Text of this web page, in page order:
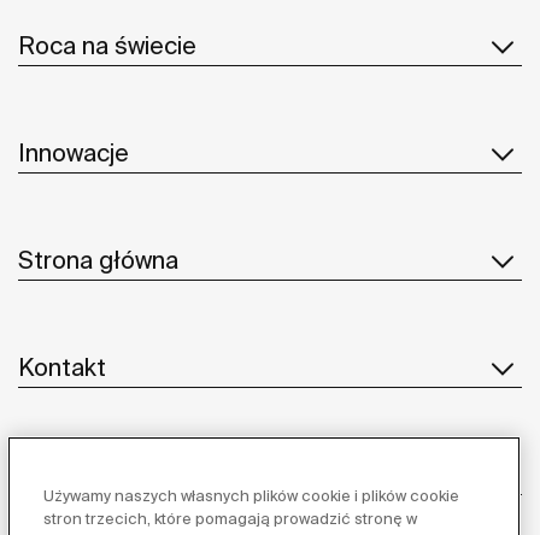
Roca na świecie
Innowacje
Strona główna
Kontakt
Używamy naszych własnych plików cookie i plików cookie
stron trzecich, które pomagają prowadzić stronę w